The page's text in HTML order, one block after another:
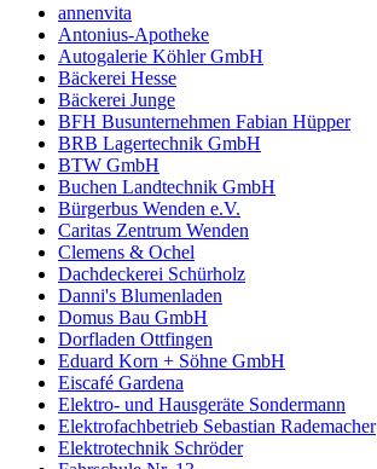
annenvita
Antonius-Apotheke
Autogalerie Köhler GmbH
Bäckerei Hesse
Bäckerei Junge
BFH Busunternehmen Fabian Hüpper
BRB Lagertechnik GmbH
BTW GmbH
Buchen Landtechnik GmbH
Bürgerbus Wenden e.V.
Caritas Zentrum Wenden
Clemens & Ochel
Dachdeckerei Schürholz
Danni's Blumenladen
Domus Bau GmbH
Dorfladen Ottfingen
Eduard Korn + Söhne GmbH
Eiscafé Gardena
Elektro- und Hausgeräte Sondermann
Elektrofachbetrieb Sebastian Rademacher
Elektrotechnik Schröder